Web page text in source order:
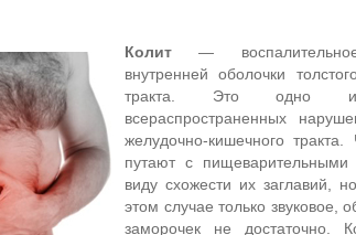
Колит —
внутренней оболочки
тракта. Это одно
всераспространенных
желудочно-кишечного тракта.
путают с пищеварительными
виду схожести их заглавий,
этом случае только звуковое,
заморочек не достаточно.